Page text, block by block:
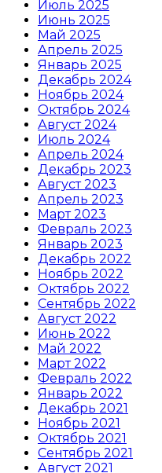
Июль 2025
Июнь 2025
Май 2025
Апрель 2025
Январь 2025
Декабрь 2024
Ноябрь 2024
Октябрь 2024
Август 2024
Июль 2024
Апрель 2024
Декабрь 2023
Август 2023
Апрель 2023
Март 2023
Февраль 2023
Январь 2023
Декабрь 2022
Ноябрь 2022
Октябрь 2022
Сентябрь 2022
Август 2022
Июнь 2022
Май 2022
Март 2022
Февраль 2022
Январь 2022
Декабрь 2021
Ноябрь 2021
Октябрь 2021
Сентябрь 2021
Август 2021